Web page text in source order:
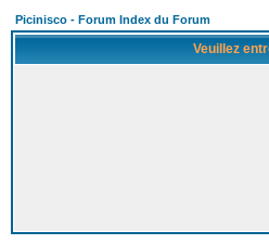
Picinisco - Forum Index du Forum
Veuillez